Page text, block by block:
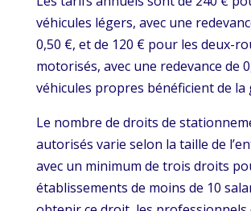
véhicules légers, avec une
0,50 €, et de 120 € pour les deux-
motorisés, avec une redevance de
véhicules propres bénéficient de la
Le nombre de droits de
autorisés varie selon la taille de
avec un minimum de trois droits
établissements de moins de 10